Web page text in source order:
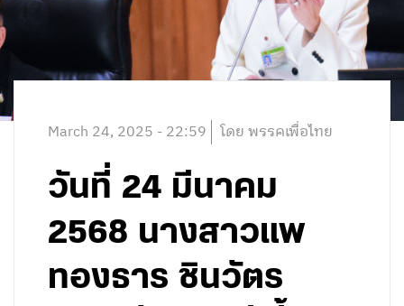
March 24, 2025 - 22:59 โดย พรรคเพื่อไทย
วันที่ 24 มีนาคม
2568 นางสาวแพ
ทองธาร ชินวัตร